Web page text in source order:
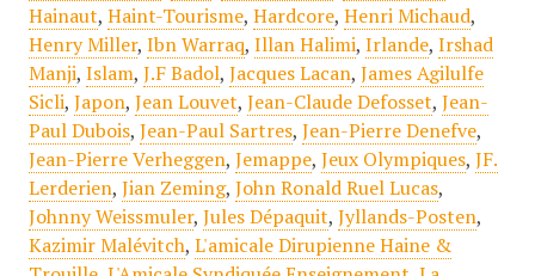
Hainaut, Haint-Tourisme, Hardcore, Henri Michaud,
Henry Miller, Ibn Warraq, Illan Halimi, Irlande, Irshad
Manji, Islam, J.F Badol, Jacques Lacan, James Agilulfe
Sicli, Japon, Jean Louvet, Jean-Claude Defosset, Jean-
Paul Dubois, Jean-Paul Sartres, Jean-Pierre Denefve,
Jean-Pierre Verheggen, Jemappe, Jeux Olympiques, JF.
Lerderien, Jian Zeming, John Ronald Ruel Lucas,
Johnny Weissmuler, Jules Dépaquit, Jyllands-Posten,
Kazimir Malévitch, L'amicale Dirupienne Haine &